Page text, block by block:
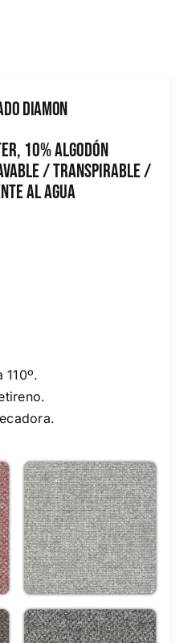
Diamon
10% Algodón
/ Transpirable /
al Agua
110º.